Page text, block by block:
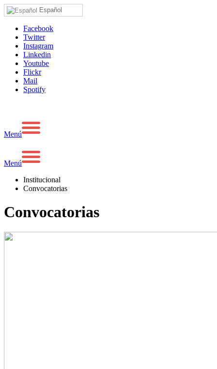
Español
Facebook
Twitter
Instagram
Linkedin
Youtube
Flickr
Mail
Spotify
Menú
Menú
Institucional
Convocatorias
Convocatorias